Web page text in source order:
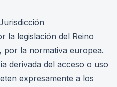
la legislación del Reino
la normativa europea.
derivada del acceso o uso
expresamente a los